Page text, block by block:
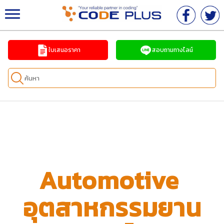
จำหน่ายเครื่องพิมพ์วันที่ เครื่องพิมพ์อิงค์เจ็ทอุตสาหกร
รม ครบวงจร
ใบเสนอราคา สอบถามทางไลน์
Automotive
อุตสาหกรรมยาน